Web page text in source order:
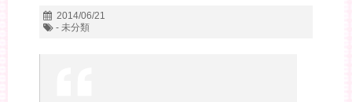
2014/06/21
- 未分類